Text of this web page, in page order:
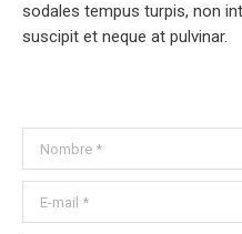
sodales tempus turpis, non
suscipit et neque at pulvinar.
Nombre *
E-mail *